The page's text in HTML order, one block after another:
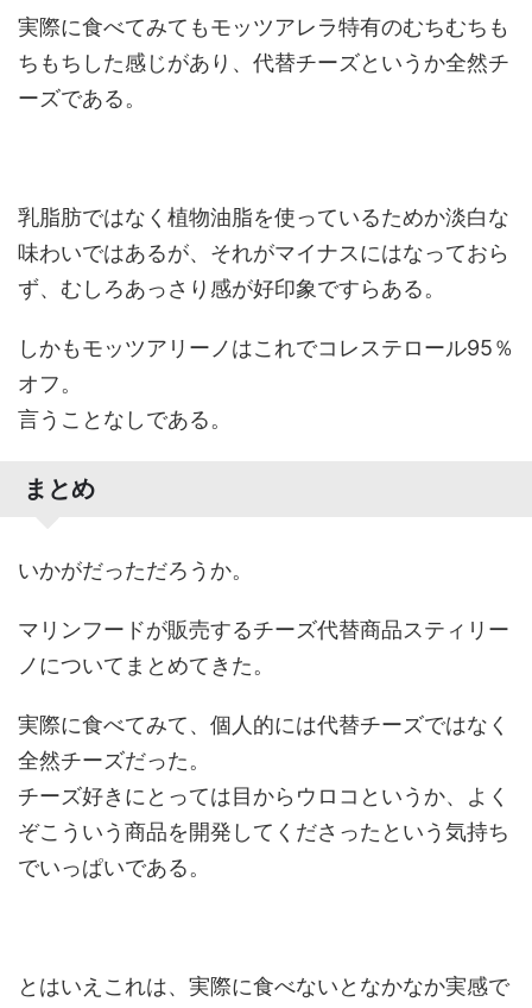
実際に食べてみてもモッツアレラ特有のむちむちも
ちもちした感じがあり、代替チーズというか全然チ
ーズである。
乳脂肪ではなく植物油脂を使っているためか淡白な
味わいではあるが、それがマイナスにはなっておら
ず、むしろあっさり感が好印象ですらある。
しかもモッツアリーノはこれでコレステロール95％
オフ。
言うことなしである。
まとめ
いかがだっただろうか。
マリンフードが販売するチーズ代替商品スティリー
ノについてまとめてきた。
実際に食べてみて、個人的には代替チーズではなく
全然チーズだった。
チーズ好きにとっては目からウロコというか、よく
ぞこういう商品を開発してくださったという気持ち
でいっぱいである。
とはいえこれは、実際に食べないとなかなか実感で